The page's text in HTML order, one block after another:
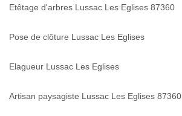
Etêtage d'arbres Lussac Les Eglises 87360
Pose de clôture Lussac Les Eglises
Elagueur Lussac Les Eglises
Artisan paysagiste Lussac Les Eglises 87360